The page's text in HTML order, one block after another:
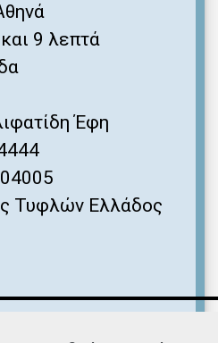
9 λεπτά
Έφη
04005
Τυφλών Ελλάδος